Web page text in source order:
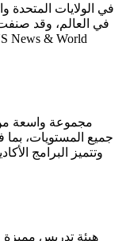
في العالم، وقد
جميع المستويات، بما
وتتميز البرامج